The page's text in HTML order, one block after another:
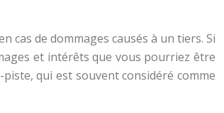
cas de dommages causés à un tiers. Si
et intérêts que vous pourriez être
qui est souvent considéré comme